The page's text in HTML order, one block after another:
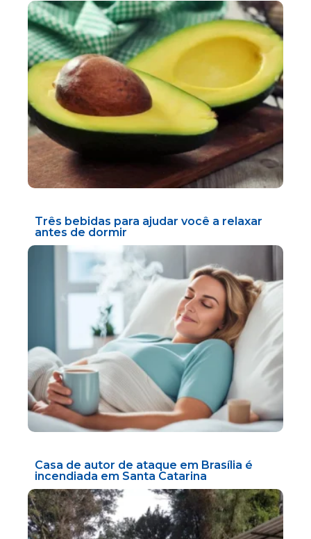
Três bebidas para ajudar você a relaxar
antes de dormir
Casa de autor de ataque em Brasília é
incendiada em Santa Catarina